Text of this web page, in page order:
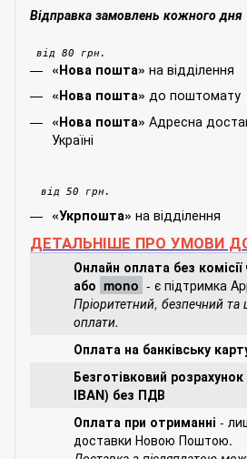
Відправка замовлень кожного дня
від 80 грн.
«Нова пошта» на відділення
«Нова пошта» до поштомату
«Нова пошта» Адресна
Україні
від 50 грн.
«Укрпошта» на відділення
ДЕТАЛЬНІШЕ ПРО УМОВИ
Онлайн оплата без комісії
або mono - є підтримка
Пріоритетний, безпечний та
оплати.
Оплата на банківську
Безготівковий
IBAN) без ПДВ
Оплата при отриманні -
доставки Новою Поштою.